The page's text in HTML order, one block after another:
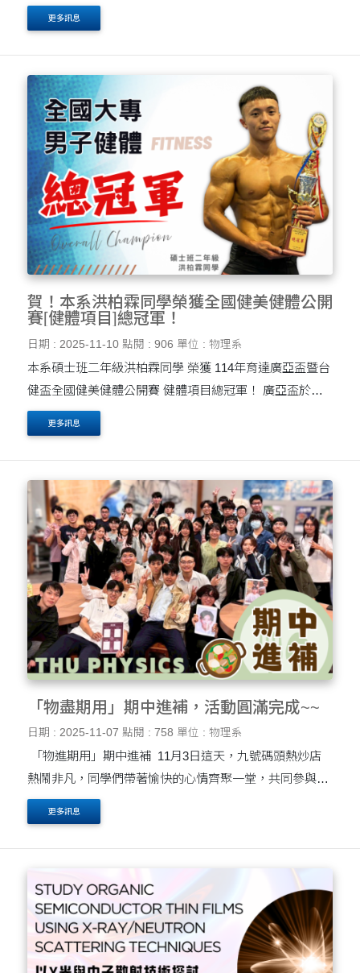
智慧科技大樓二樓ST233教室） 面試時間表請見附檔，請
提前10分鐘至一樓ST117系辦公室報到，謝謝。 提醒：
....
更多訊息
賀！本系洪柏霖同學榮獲全國健美健體公開
賽[健體項目]總冠軍！
日期 : 2025-11-10 點閱 : 906 單位 : 物理系
本系碩士班二年級洪柏霖同學 榮獲 114年育達廣亞盃暨台
健盃全國健美健體公開賽 健體項目總冠軍！ 廣亞盃於
11/1(六)在育達科大盛大舉行，來自各路好手相互較量，
很高興本系碩士班二年級洪柏霖同學榮獲健體項目總....
更多訊息
「物盡期用」期中進補，活動圓滿完成~~
日期 : 2025-11-07 點閱 : 758 單位 : 物理系
「物進期用」期中進補 11月3日這天，九號碼頭熱炒店
熱鬧非凡，同學們帶著愉快的心情齊聚一堂，共同參與
「期中進補」活動！美食與笑聲瞬間把能量值補滿。 系學
會精心策劃，安排了趣味小遊戲──「....
更多訊息